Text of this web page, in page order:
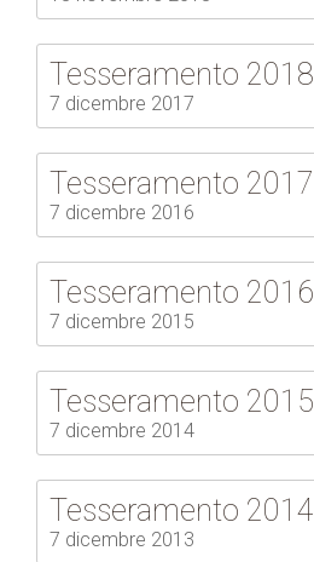
Tesseramento 2018
7 dicembre 2017
Tesseramento 2017
7 dicembre 2016
Tesseramento 2016
7 dicembre 2015
Tesseramento 2015
7 dicembre 2014
Tesseramento 2014
7 dicembre 2013